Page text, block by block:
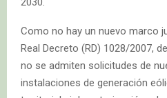
Como no hay un nuevo marco
Real Decreto (RD) 1028/2007,
no se admiten solicitudes de
instalaciones de generación